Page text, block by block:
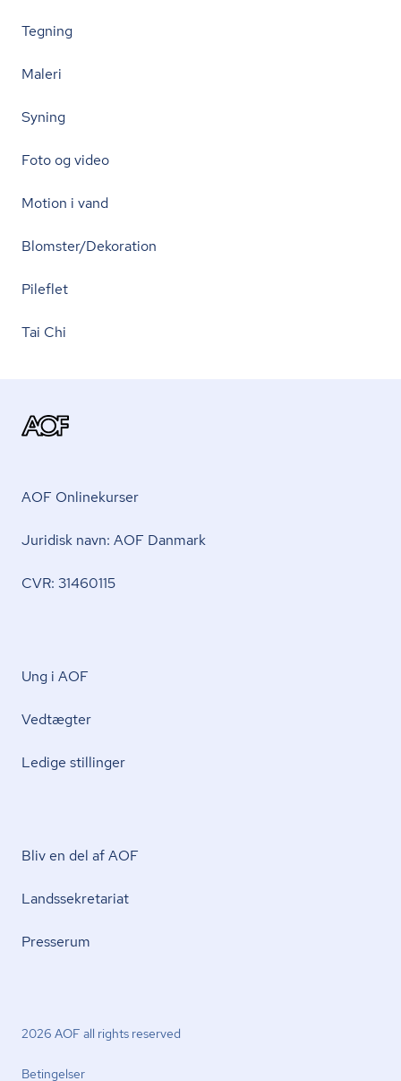
Tegning
Maleri
Syning
Foto og video
Motion i vand
Blomster/Dekoration
Pileflet
Tai Chi
AOF Onlinekurser
Juridisk navn: AOF Danmark
CVR: 31460115
Ung i AOF
Vedtægter
Ledige stillinger
Bliv en del af AOF
Lands­se­kre­ta­ri­at
Presserum
2026 AOF all rights reserved
Betingelser